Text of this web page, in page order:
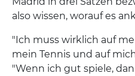
also wissen, worauf es
"Ich muss wirklich auf
mein Tennis und auf
"Wenn ich gut spiele,